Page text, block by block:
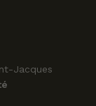
Jacques